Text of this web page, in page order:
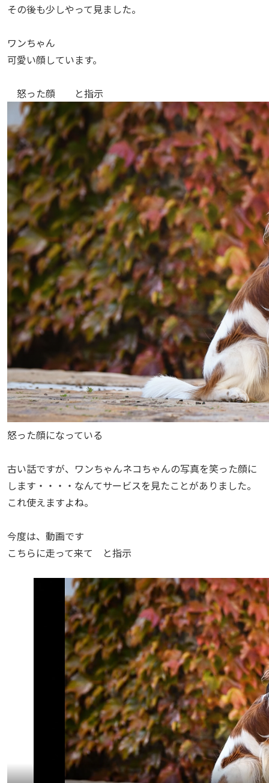
その後も少しやって見ました。
ワンちゃん
可愛い顔しています。
怒った顔 と指示
怒った顔になっている
古い話ですが、ワンちゃんネコちゃんの写真を笑った顔に
します・・・・なんてサービスを見たことがありました。
これ使えますよね。
今度は、動画です
こちらに走って来て と指示